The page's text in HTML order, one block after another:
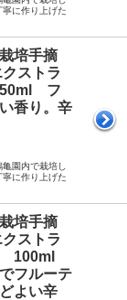
に作り上げた
培手摘
ストラ
50ml フ
香り。辛
園内で栽培し
に作り上げた
培手摘
ストラ
100ml
フルーテ
よい辛